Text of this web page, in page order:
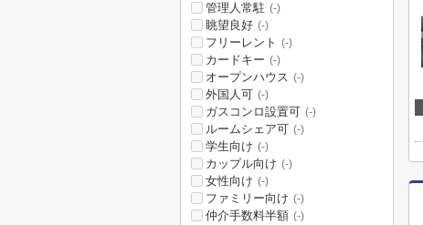
管理人常駐 (-)
眺望良好 (-)
フリーレント (-)
カードキー (-)
オープンハウス (-)
外国人可 (-)
ガスコンロ設置可 (-)
ルームシェア可 (-)
学生向け (-)
カップル向け (-)
女性向け (-)
ファミリー向け (-)
仲介手数料半額 (-)